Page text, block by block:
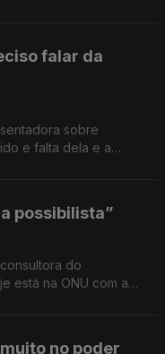
falar da
sobre
e falta dela e a
possibilista”
do
está na ONU com a
no poder